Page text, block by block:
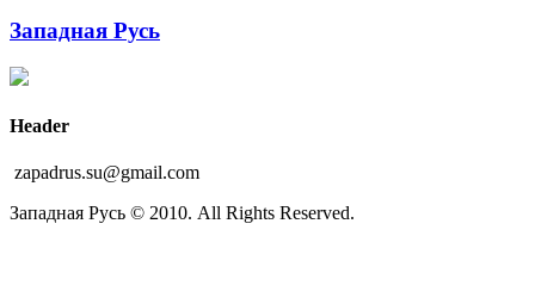
Западная Русь
Header
zapadrus.su@gmail.com
Западная Русь © 2010. All Rights Reserved.